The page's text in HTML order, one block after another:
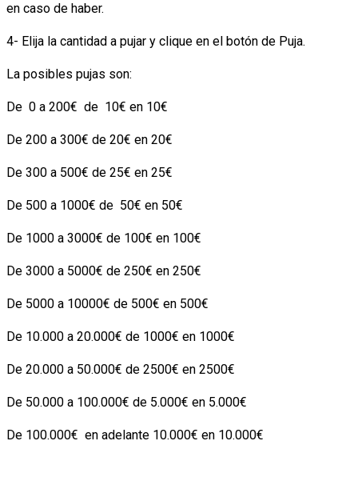
en caso de haber.
4- Elija la cantidad a pujar y clique en el botón de Puja.
La posibles pujas son:
De 0 a 200€ de 10€ en 10€
De 200 a 300€ de 20€ en 20€
De 300 a 500€ de 25€ en 25€
De 500 a 1000€ de 50€ en 50€
De 1000 a 3000€ de 100€ en 100€
De 3000 a 5000€ de 250€ en 250€
De 5000 a 10000€ de 500€ en 500€
De 10.000 a 20.000€ de 1000€ en 1000€
De 20.000 a 50.000€ de 2500€ en 2500€
De 50.000 a 100.000€ de 5.000€ en 5.000€
De 100.000€ en adelante 10.000€ en 10.000€